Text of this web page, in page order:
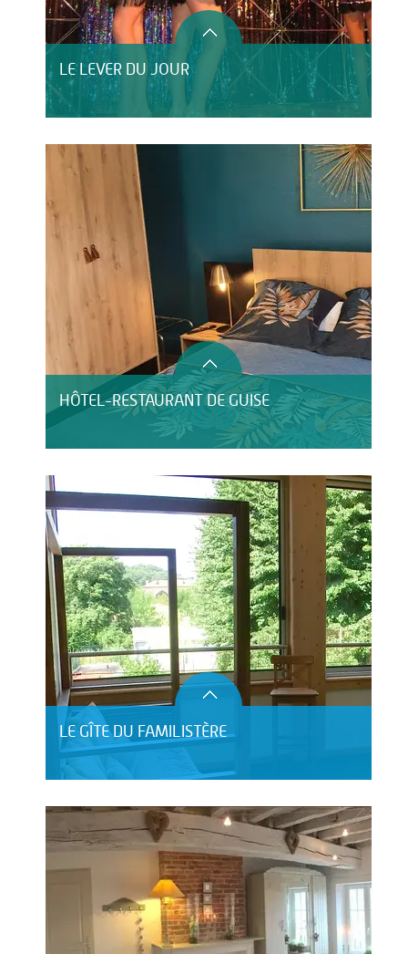
LE LEVER DU JOUR
HÔTEL-RESTAURANT DE GUISE
LE GÎTE DU FAMILISTÈRE